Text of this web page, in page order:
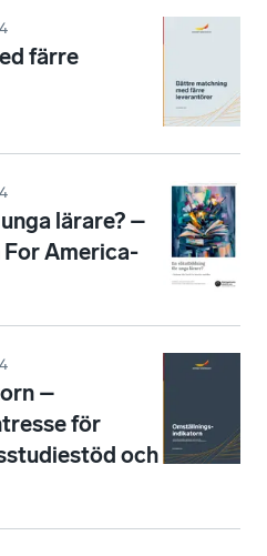
färre
lärare? –
For America-
–
för
och